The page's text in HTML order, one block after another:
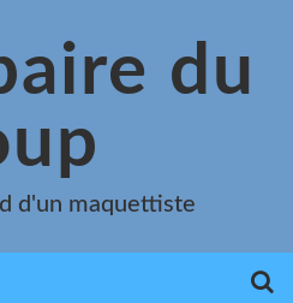
du
d'un maquettiste